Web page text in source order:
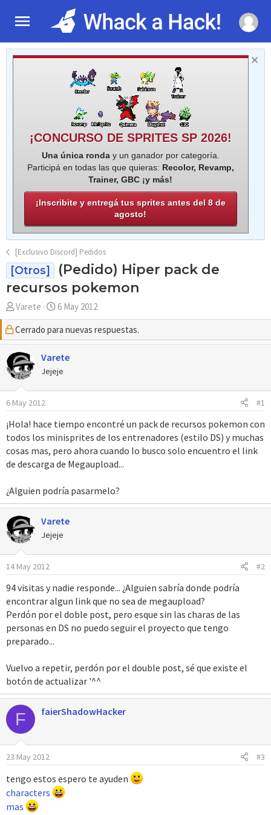
¡CONCURSO DE SPRITES SP 2026!
Una única ronday un ganador por categoría.
Participá en todas las que quieras: Recolor, Revamp,
Trainer, GBC ¡y más!
¡Inscribite y entregá tus sprites antes del 8 de
agosto!
[Exclusivo Discord] Pedidos
[Otros]
(Pedido) Hiper pack de
recursos pokemon
A
u
t
o
r
Varete
F
e
c
h
a
d
i
i
c
o
6 May 2012
Cerrado para nuevas respuestas.
Varete
Jejeje
6 May 2012 #1
¡Hola! hace tiempo encontré un pack de recursos pokemon con
todos los minisprites de los entrenadores (estilo DS) y muchas
cosas mas, pero ahora cuando lo busco solo encuentro el link
de descarga de Megaupload...
¿Alguien podría pasarmelo?
Varete
Jejeje
14 May 2012 #2
94 visitas y nadie responde... ¿Alguien sabría donde podría
encontrar algun link que no sea de megaupload?
Perdón por el doble post, pero esque sin las charas de las
personas en DS no puedo seguir el proyecto que tengo
preparado...
Vuelvo a repetir, perdón por el double post, sé que existe el
botón de actualizar '^^
F faierShadowHacker
23 May 2012 #3
tengo estos espero te ayuden
characters
mas